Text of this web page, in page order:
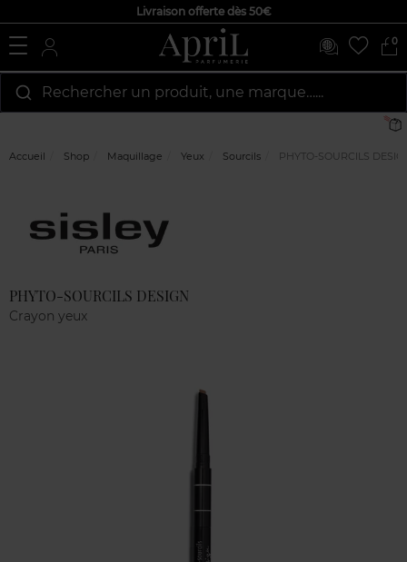
Livraison offerte dès 50€
0
Rechercher un produit, une marque…...
Accueil Shop Maquillage Yeux Sourcils PHYTO-SOURCILS
PHYTO-SOURCILS DESIGN
Crayon yeux